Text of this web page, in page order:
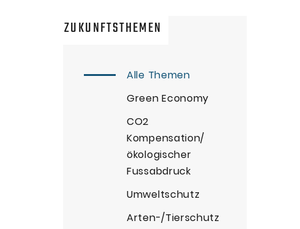
ZUKUNFTSTHEMEN
Alle Themen
Green Economy
CO2
Kompensation/
ökologischer
Fussabdruck
Umweltschutz
Arten-/Tierschutz